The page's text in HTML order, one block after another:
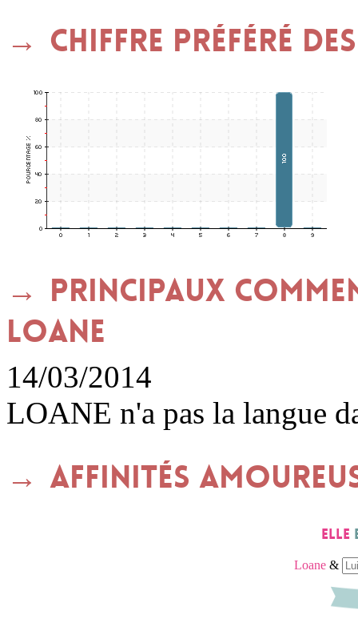
Chiffre préféré des
Principaux
LOANE
14/03/2014
LOANE n'a pas la langue
Affinités
Elle
Loane&